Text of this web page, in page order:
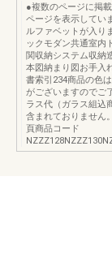
●複数のページに掲
ページを表示してい
ルファベットが入り
ックモダン共通室内
関収納システム収納
本図納まり図お手入
書索引234商品の色
がございますのでご
ラス代（ガラス組込
含まれておりません
頁商品コード